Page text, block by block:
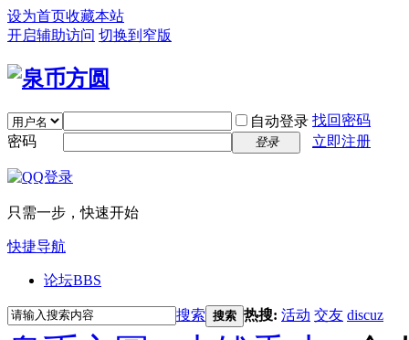
设为首页收藏本站
开启辅助访问 切换到窄版
自动登录 找回密码
密码
登录 立即注册
只需一步，快速开始
快捷导航
论坛BBS
搜索 搜索 热搜: 活动 交友 discuz